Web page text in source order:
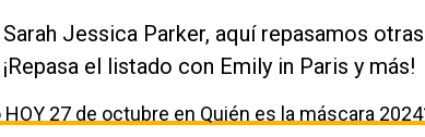
Jessica Parker, aquí repasamos
el listado con Emily in Paris y más!
27 de octubre en Quién es la máscara